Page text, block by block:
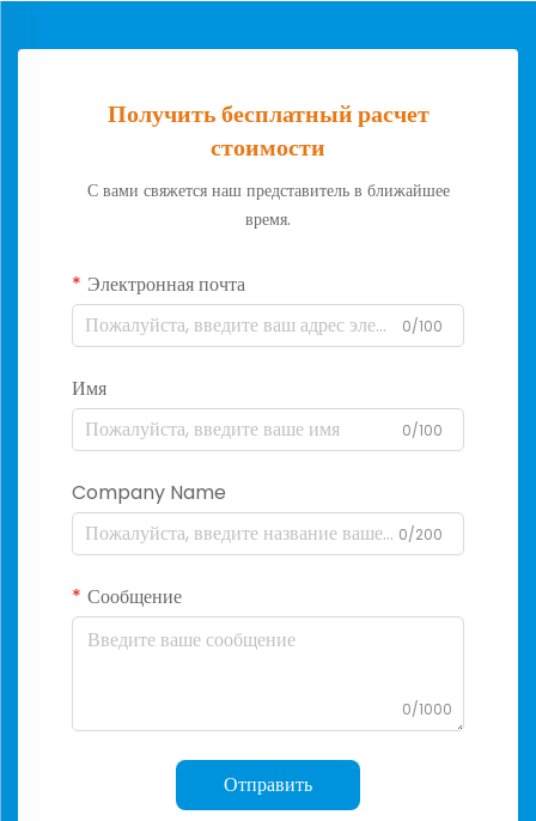
Получить бесплатный расчет
стоимости
С вами свяжется наш представитель в ближайшее
время.
Электронная почта
0/100
Имя
0/100
Company Name
0/200
Сообщение
0/1000
Отправить